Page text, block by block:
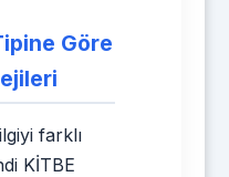
Göre
farklı
KİTBE